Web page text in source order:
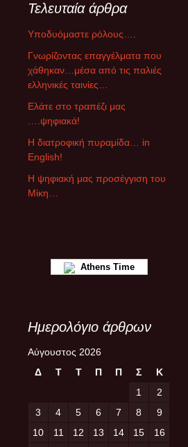
γ
ρ
ί
ρ
θ
ρ
ω
Τελευταία άρθρα
Υποδυόμαστε ρόλους….
Γνωρίζοντας επαγγέλματα που
χάθηκαν…μέσα από τις παλιές
ελληνικές ταινίες…
Ελάτε στο τραπέζι μας
….ψηφιακά!
Η διατροφική πυραμίδα… in
English!
Η ψηφιακή μας προσέγγιση του
Μίκη…
Athens Time
Ημερολόγιο άρθρων
Αύγουστος 2026
Δ
Τ Τ Π Π Σ
Κ
1
2
3
4 5 6 7 8
9
10
11 12 13 14 15 16